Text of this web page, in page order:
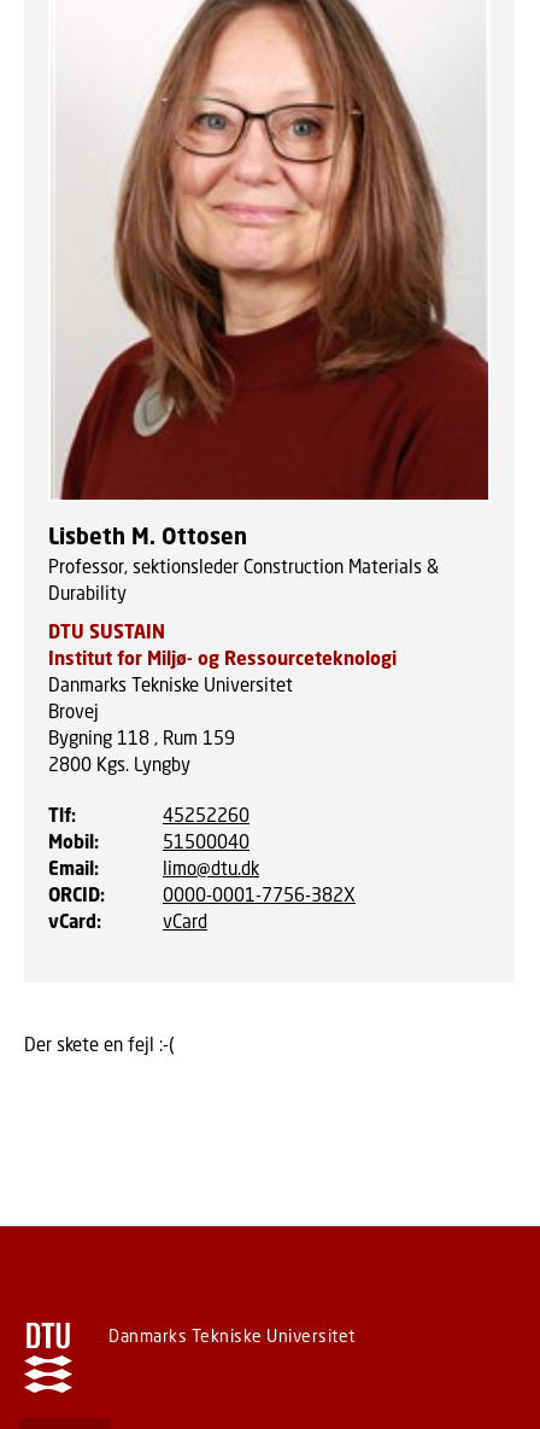
Lisbeth M. Ottosen
Professor, sektionsleder Construction Materials &
Durability
DTU SUSTAIN
Institut for Miljø- og Ressourceteknologi
Danmarks Tekniske Universitet
Brovej
Bygning 118 , Rum 159
2800 Kgs. Lyngby
Tlf:
45252260
Mobil:
51500040
Email:
limo@dtu.dk
ORCID:
0000-0001-7756-382X
vCard: vCard
Der skete en fejl :-(
Danmarks Tekniske Universitet